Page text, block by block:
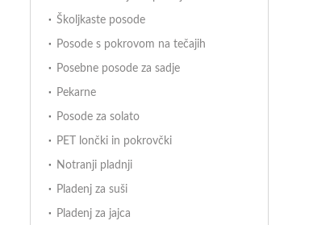
Školjkaste posode
Posode s pokrovom na tečajih
Posebne posode za sadje
Pekarne
Posode za solato
PET lončki in pokrovčki
Notranji pladnji
Pladenj za suši
Pladenj za jajca